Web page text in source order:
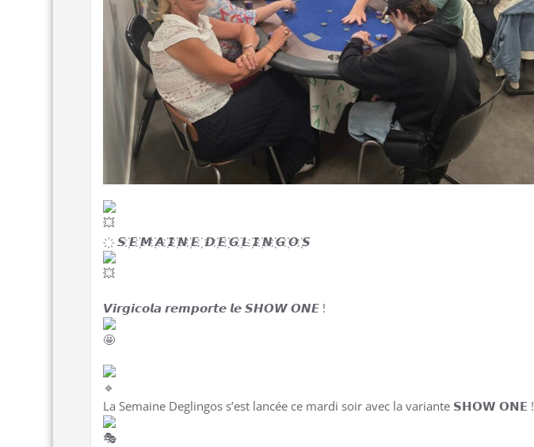
҉ 𝙎 ҉𝙀 ҉𝙈 ҉𝘼 ҉𝙄 ҉𝙉 ҉𝙀 ҉ 𝘿 ҉𝙀 ҉𝙂 ҉𝙇 ҉𝙄 ҉𝙉 ҉𝙂 ҉𝙊 ҉𝙎
𝙑𝙞𝙧𝙜𝙞𝙘𝙤𝙡𝙖 𝙧𝙚𝙢𝙥𝙤𝙧𝙩𝙚 𝙡𝙚 𝙎𝙃𝙊𝙒 𝙊𝙉𝙀 !
La Semaine Deglingos s’est lancée ce mardi soir avec la variante 𝗦𝗛𝗢𝗪 𝗢𝗡𝗘 !